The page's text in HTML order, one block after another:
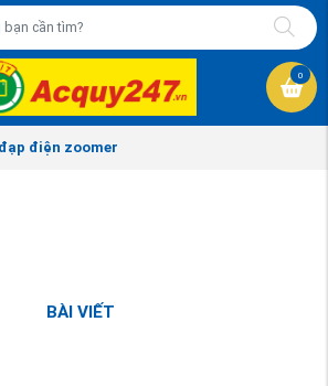
0
điện zoomer
BÀI VIẾT